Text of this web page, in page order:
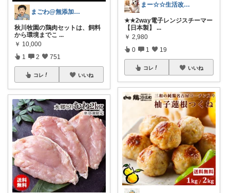
まごわ@無添加、オーガニック食品
秋川牧園の鶏肉セットは、飼料
から環境までこ ...
￥ 10,000
1 2 751
コレ いいね
まー☆☆生活改善お探し人
★★2way電子レンジスチーマー
【日本製】
...
￥ 2,980
0 1 19
コレ いいね